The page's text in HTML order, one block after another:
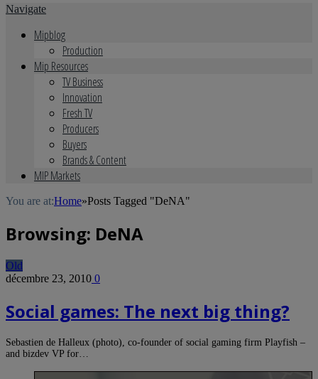
Navigate
Mipblog
Production
Mip Resources
TV Business
Innovation
Fresh TV
Producers
Buyers
Brands & Content
MIP Markets
You are at:Home»Posts Tagged "DeNA"
Browsing: DeNA
Old
décembre 23, 2010 0
Social games: The next big thing?
Sebastien de Halleux (photo), co-founder of social gaming firm Playfish –
and bizdev VP for…